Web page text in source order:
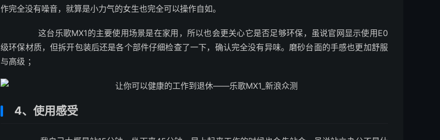
作完全没有噪音，就算是小力气的女生也完全可以操作自如。
这台乐歌MX1的主要使用场景是在家用，所以也会更关心它是否足够环保，虽说官网显示使用E0
级环保材质，但拆开包装后还是各个部件仔细检查了一下，确认完全没有异味。磨砂台面的手感也更加舒服
与高级 ；
4、使用感受